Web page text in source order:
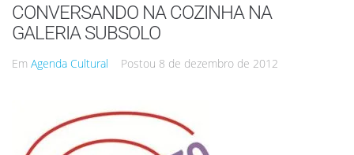
CONVERSANDO NA COZINHA NA
GALERIA SUBSOLO
Em Agenda Cultural Postou 8 de dezembro de 2012